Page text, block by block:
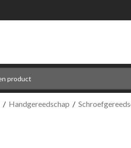
/ Handgereedschap /